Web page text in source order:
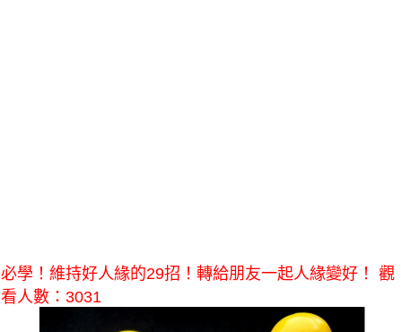
必學！維持好人緣的29招！轉給朋友一起人緣變好！ 觀
看人數：3031